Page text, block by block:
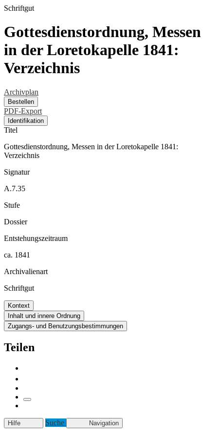
Schriftgut
Gottesdienstordnung, Messen
in der Loretokapelle 1841:
Verzeichnis
Archivplan
Bestellen
PDF-Export
Identifikation
Titel
Gottesdienstordnung, Messen in der Loretokapelle 1841:
Verzeichnis
Signatur
A.7.35
Stufe
Dossier
Entstehungszeitraum
ca. 1841
Archivalienart
Schriftgut
Kontext
Inhalt und innere Ordnung
Zugangs- und Benutzungsbestimmungen
Teilen
Hilfe Suche Navigation